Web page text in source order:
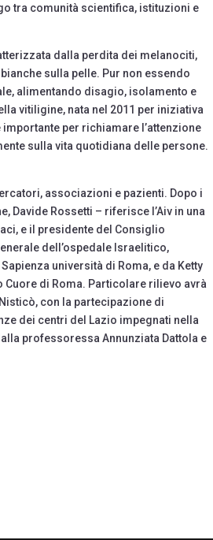
tra comunità scientifica, istituzioni e
dalla perdita dei melanociti,
sulla pelle. Pur non essendo
alimentando disagio, isolamento e
vitiligine, nata nel 2011 per iniziativa
per richiamare l’attenzione
sulla vita quotidiana delle persone.
associazioni e pazienti. Dopo i
Davide Rossetti – riferisce l’Aiv in una
e il presidente del Consiglio
dell’ospedale Israelitico,
università di Roma, e da Ketty
di Roma. Particolare rilievo avrà
con la partecipazione di
dei centri del Lazio impegnati nella
professoressa Annunziata Dattola e